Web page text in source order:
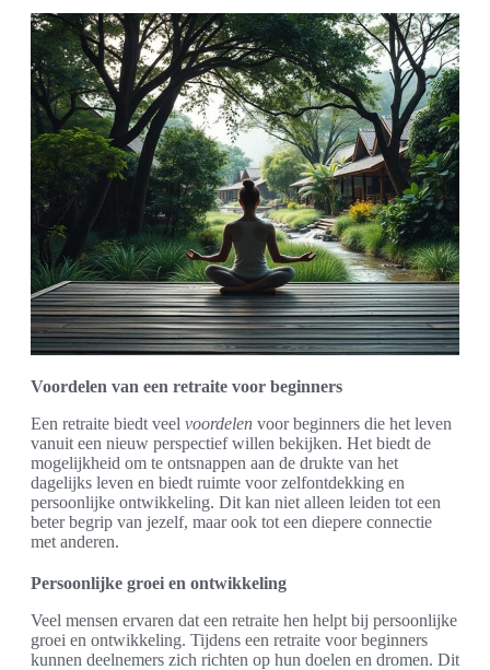
Voordelen van een retraite voor beginners
Een retraite biedt veel voordelen voor beginners die het leven
vanuit een nieuw perspectief willen bekijken. Het biedt de
mogelijkheid om te ontsnappen aan de drukte van het
dagelijks leven en biedt ruimte voor zelfontdekking en
persoonlijke ontwikkeling. Dit kan niet alleen leiden tot een
beter begrip van jezelf, maar ook tot een diepere connectie
met anderen.
Persoonlijke groei en ontwikkeling
Veel mensen ervaren dat een retraite hen helpt bij persoonlijke
groei en ontwikkeling. Tijdens een retraite voor beginners
kunnen deelnemers zich richten op hun doelen en dromen. Dit